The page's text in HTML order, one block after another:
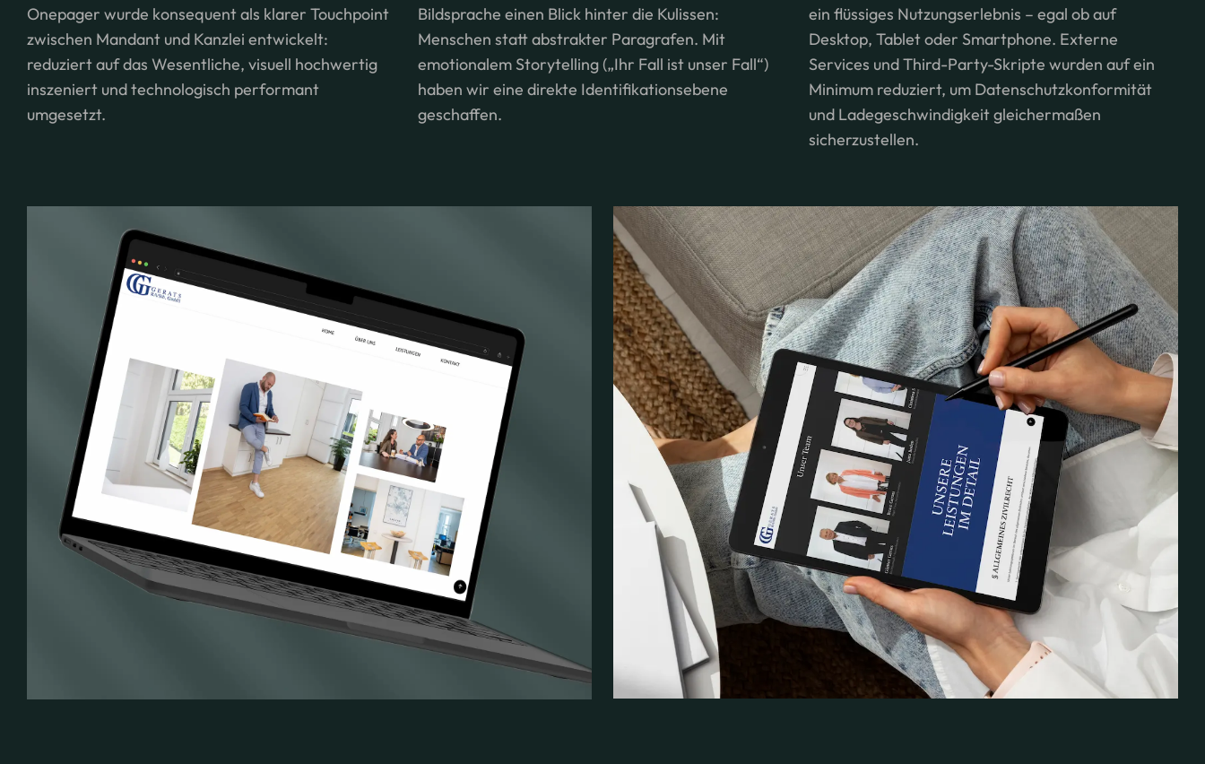
Onepager wurde konsequent als klarer Touchpoint
zwischen Mandant und Kanzlei entwickelt:
reduziert auf das Wesentliche, visuell hochwertig
inszeniert und technologisch performant
umgesetzt.
Bildsprache einen Blick hinter die Kulissen:
Menschen statt abstrakter Paragrafen. Mit
emotionalem Storytelling („Ihr Fall ist unser Fall“)
haben wir eine direkte Identifikationsebene
geschaffen.
ein flüssiges Nutzungserlebnis – egal ob auf
Desktop, Tablet oder Smartphone. Externe
Services und Third-Party-Skripte wurden auf ein
Minimum reduziert, um Datenschutzkonformität
und Ladegeschwindigkeit gleichermaßen
sicherzustellen.